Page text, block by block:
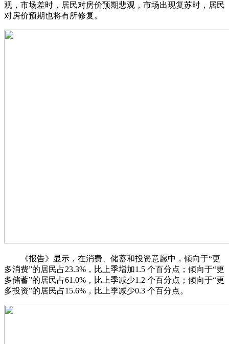
观，市场差时，居民对房价预期悲观，市场出现复苏时，居民
对房价预期也将有所修复。
《报告》显示，在消费、储蓄和投资意愿中，倾向于“更
多消费”的居民占23.3%，比上季增加1.5 个百分点；倾向于“更
多储蓄”的居民占61.0%，比上季减少1.2 个百分点；倾向于“更
多投资”的居民占15.6%，比上季减少0.3 个百分点。